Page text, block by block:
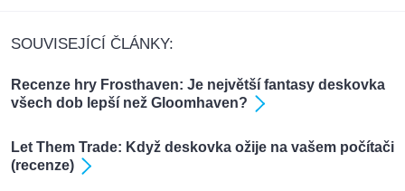
SOUVISEJÍCÍ ČLÁNKY:
Recenze hry Frosthaven: Je největší fantasy deskovka
všech dob lepší než Gloomhaven?
Let Them Trade: Když deskovka ožije na vašem počítači
(recenze)